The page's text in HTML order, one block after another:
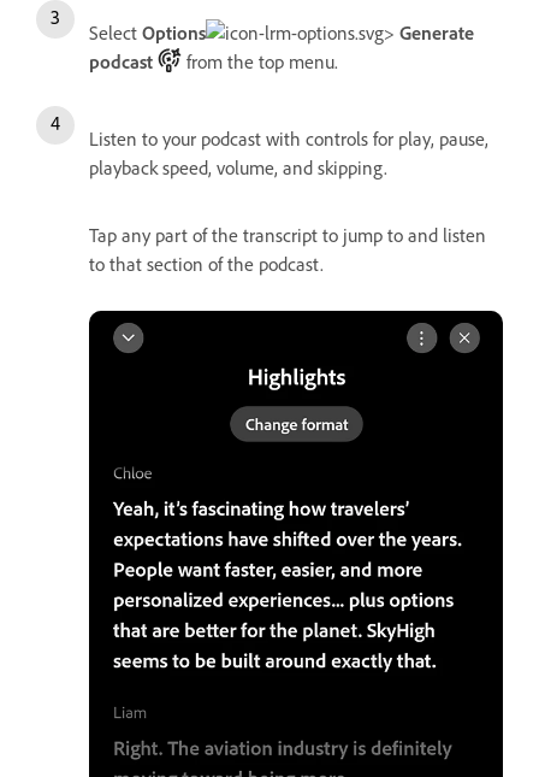
Select Options > Generate
podcast
from the top menu.
Listen to your podcast with controls for play, pause,
playback speed, volume, and skipping.
Tap any part of the transcript to jump to and listen
to that section of the podcast.